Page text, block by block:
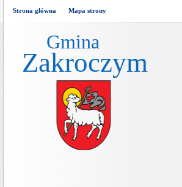
Strona główna Mapa strony
Gmina
Zakroczym